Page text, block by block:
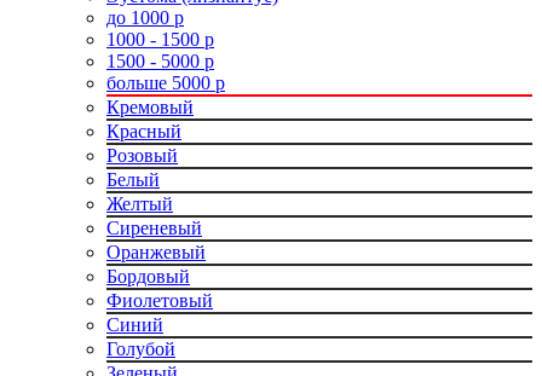
до 1000 р
1000 - 1500 р
1500 - 5000 р
больше 5000 р
Кремовый
Красный
Розовый
Белый
Желтый
Сиреневый
Оранжевый
Бордовый
Фиолетовый
Синий
Голубой